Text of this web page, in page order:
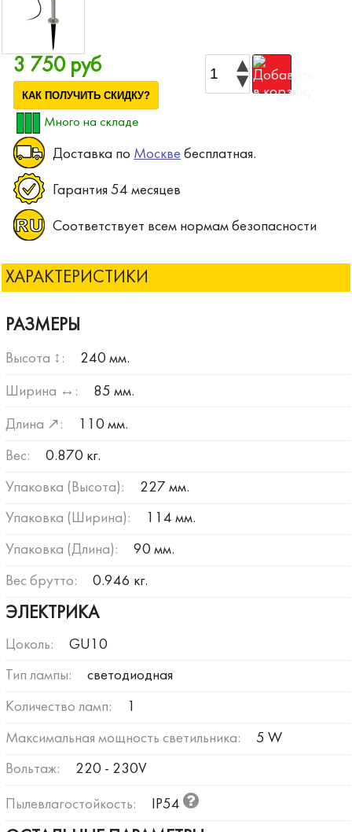
3 750 руб
КАК ПОЛУЧИТЬ СКИДКУ?
Много на складе
Доставка по Москве бесплатная.
Гарантия 54 месяцев
Соответствует всем нормам безопасности
ХАРАКТЕРИСТИКИ
РАЗМЕРЫ
Высота ↕: 240 мм.
Ширина ↔: 85 мм.
Длина ↗: 110 мм.
Вес: 0.870 кг.
Упаковка (Высота): 227 мм.
Упаковка (Ширина): 114 мм.
Упаковка (Длина): 90 мм.
Вес брутто: 0.946 кг.
ЭЛЕКТРИКА
Цоколь: GU10
Тип лампы: светодиодная
Количество ламп: 1
Максимальная мощность светильника: 5 W
Вольтаж: 220 - 230V
Пылевлагостойкость: IP54